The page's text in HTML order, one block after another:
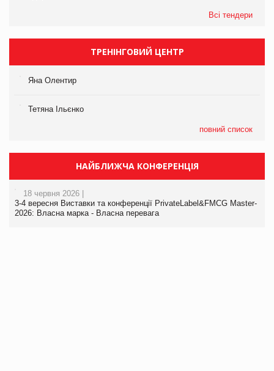
Всі тендери
ТРЕНІНГОВИЙ ЦЕНТР
Яна Олентир
Тетяна Ільєнко
повний список
НАЙБЛИЖЧА КОНФЕРЕНЦІЯ
18 червня 2026 |
3-4 вересня Виставки та конференції PrivateLabel&FMCG Master-
2026: Власна марка - Власна перевага